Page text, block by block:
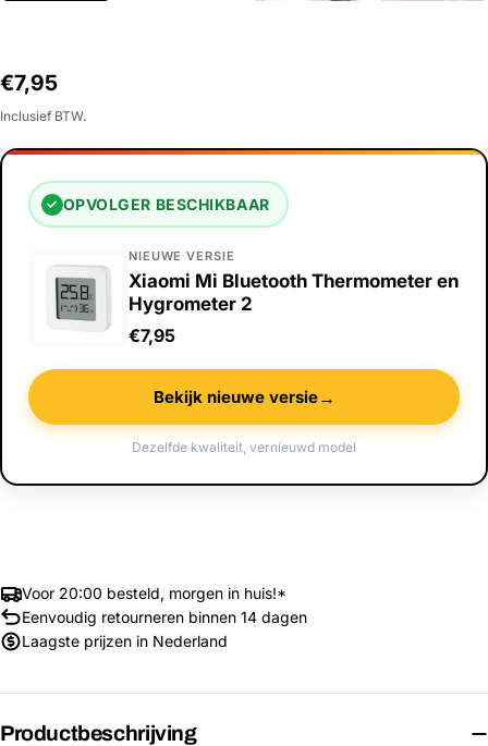
Normale
prijs
€7,95
Inclusief BTW.
✓ OPVOLGER BESCHIKBAAR
NIEUWE VERSIE
Xiaomi Mi Bluetooth Thermometer en
Hygrometer 2
€7,95
Bekijk nieuwe versie→
Dezelfde kwaliteit, vernieuwd model
Voor 20:00 besteld, morgen in huis!*
Eenvoudig retourneren binnen 14 dagen
Laagste prijzen in Nederland
Productbeschrijving